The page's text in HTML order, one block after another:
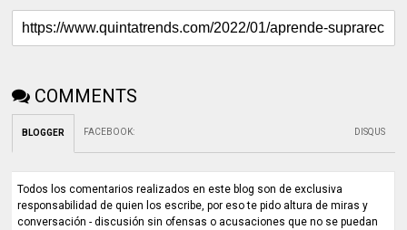
COMMENTS
BLOGGER FACEBOOK: DISQUS
Todos los comentarios realizados en este blog son de exclusiva
responsabilidad de quien los escribe, por eso te pido altura de miras y
conversación - discusión sin ofensas o acusaciones que no se puedan